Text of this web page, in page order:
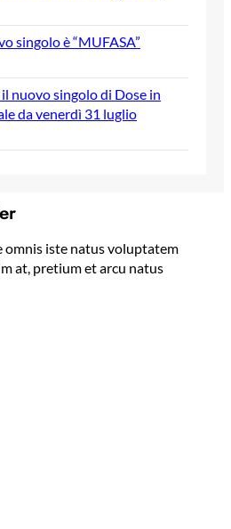
singolo è “MUFASA”
il nuovo singolo di Dose in
da venerdì 31 luglio
omnis iste natus voluptatem
at, pretium et arcu natus